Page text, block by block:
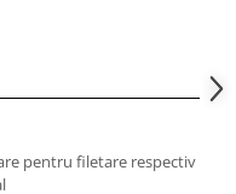
pentru filetare respectiv